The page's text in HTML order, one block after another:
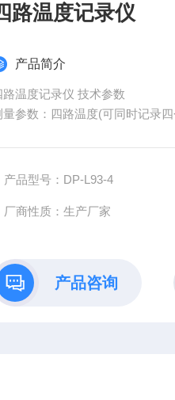
路温度记录仪
产品简介
路温度记录仪 技术参数
量参数：四路温度(可同时记录四
量精度：±0.5℃
录间隔：2秒到24小时任意可调
产品型号：DP-L93-4
厂商性质：生产厂家
产品咨询